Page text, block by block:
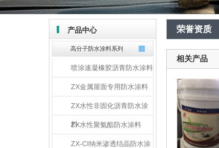
产品中心
高分子防水涂料系列
喷涂速凝橡胶沥青防水涂料
ZX金属屋面专用防水涂料
ZX水性非固化沥青防水涂
料
ZX水性聚氨酯防水涂料
ZX-CI纳米渗透结晶防水涂
荣誉资质
相关产品